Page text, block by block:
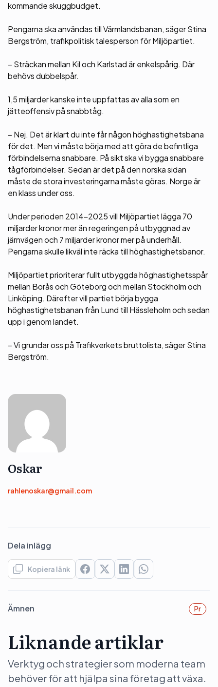
kommande skuggbudget.
Pengarna ska användas till Värmlandsbanan, säger Stina
Bergström, trafikpolitisk talesperson för Miljöpartiet.
– Sträckan mellan Kil och Karlstad är enkelspårig. Där
behövs dubbelspår.
1,5 miljarder kanske inte uppfattas av alla som en
jätteoffensiv på snabbtåg.
– Nej. Det är klart du inte får någon höghastighetsbana
för det. Men vi måste börja med att göra de befintliga
förbindelserna snabbare. På sikt ska vi bygga snabbare
tågförbindelser. Sedan är det på den norska sidan
måste de stora investeringarna måste göras. Norge är
en klass under oss.
Under perioden 2014-2025 vill Miljöpartiet lägga 70
miljarder kronor mer än regeringen på utbyggnad av
järnvägen och 7 miljarder kronor mer på underhåll.
Pengarna skulle likväl inte räcka till höghastighetsbanor.
Miljöpartiet prioriterar fullt utbyggda höghastighetsspår
mellan Borås och Göteborg och mellan Stockholm och
Linköping. Därefter vill partiet börja bygga
höghastighetsbanan från Lund till Hässleholm och sedan
upp i genom landet.
– Vi grundar oss på Trafikverkets bruttolista, säger Stina
Bergström.
Oskar
rahlenoskar@gmail.com
Dela inlägg
Kopiera länk
Ämnen Pr
Liknande artiklar
Verktyg och strategier som moderna team
behöver för att hjälpa sina företag att växa.